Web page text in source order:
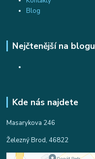
Blog
Nejčtenější na blogu
Kde nás najdete
Masarykova 246
Železný Brod, 46822